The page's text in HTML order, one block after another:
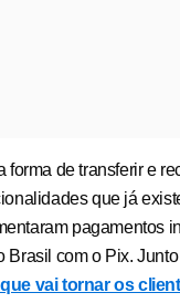
forma de transferir e
que já
pagamentos
Brasil com o Pix.
vai tornar os